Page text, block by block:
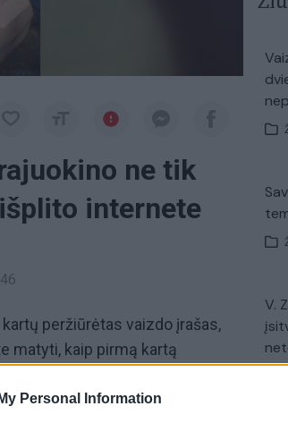
Personal Information
ne tik
internete
peržiūrėtas vaizdo įrašas,
matyti, kaip pirmą kartą
prajuokino įvykį mačiusius
V.